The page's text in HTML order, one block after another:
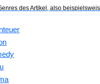
des Artikel, also